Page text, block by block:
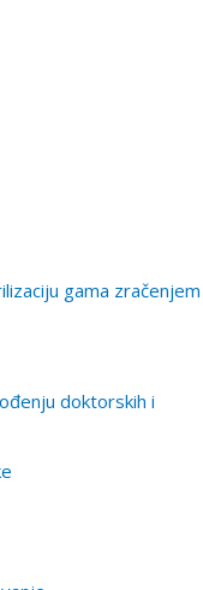
gama zračenjem
doktorskih i